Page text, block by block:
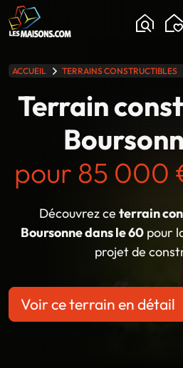
Chargement...
ACCUEIL TERRAINS CONSTRUCTIBLES
Terrain
pour 85 000
Découvrez ce terrain
Boursonne dans le 60pour
projet de
Voir ce terrain en détail